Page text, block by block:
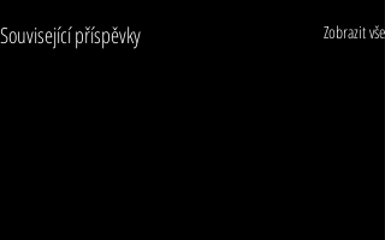
Související příspěvky Zobrazit vše